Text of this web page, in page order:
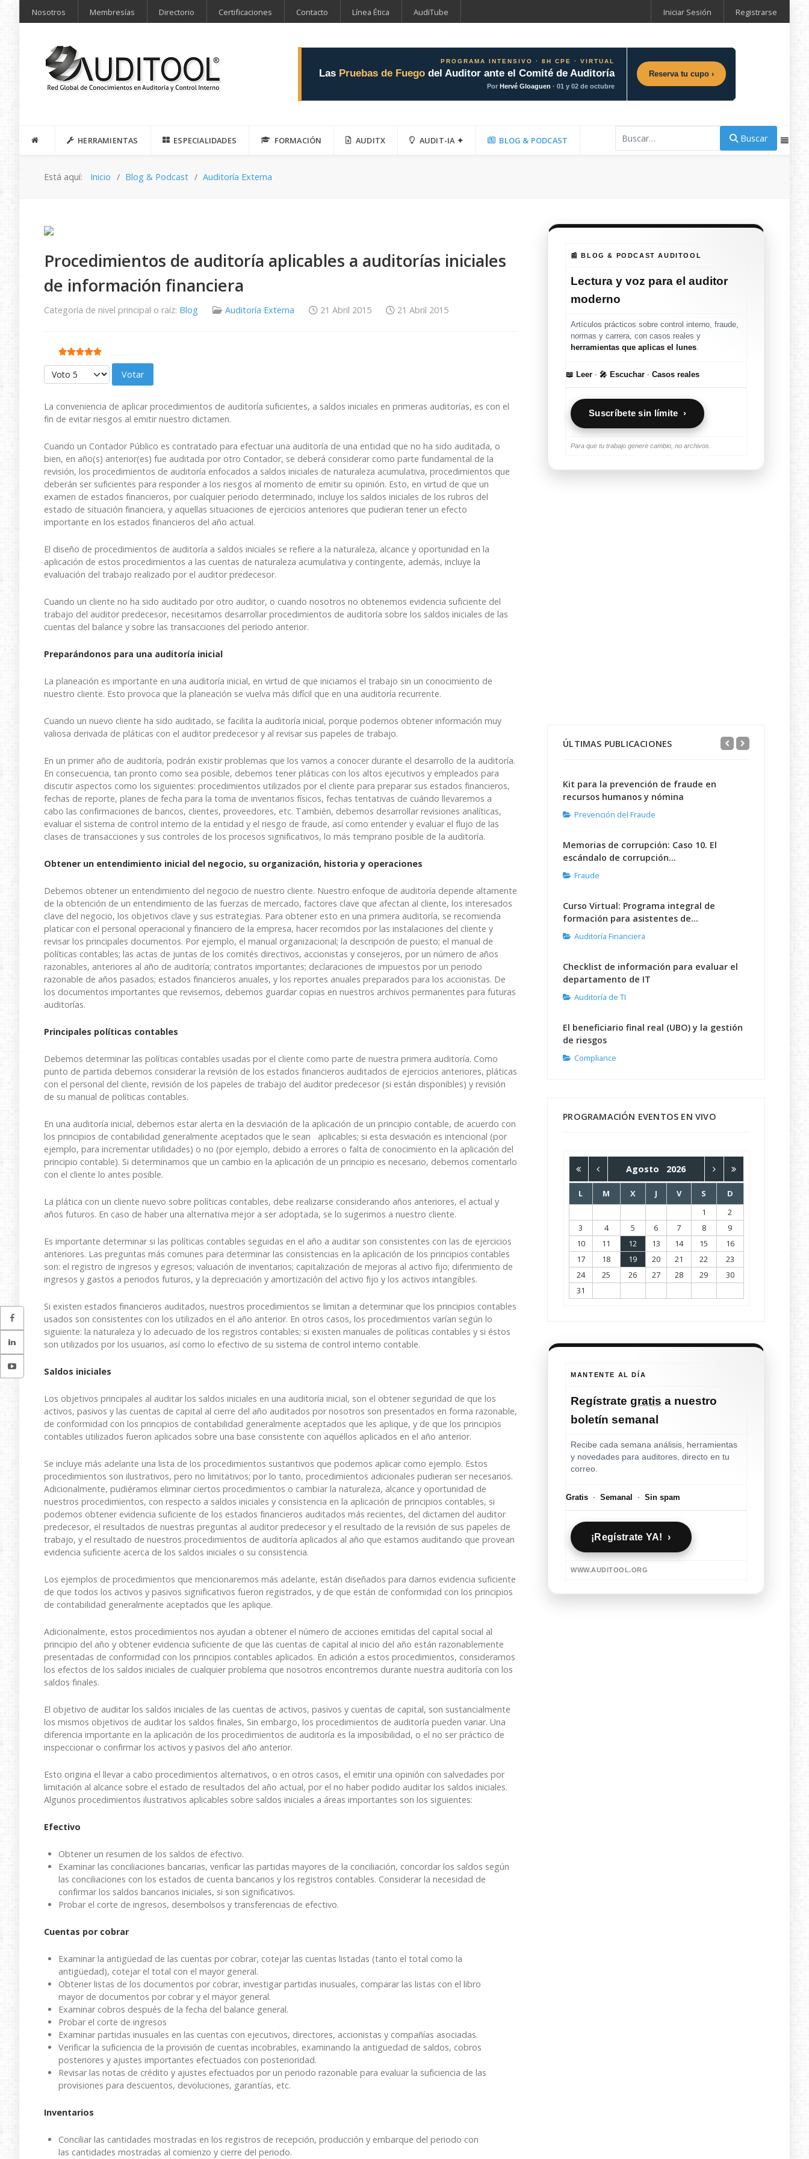
Nosotros Membresías Directorio Certificaciones Contacto Línea Ética AudiTube Iniciar Sesión Registrarse
PROGRAMA INTENSIVO · 8H CPE · VIRTUAL
Las Pruebas de Fuego del Auditor ante el Comité de Auditoría
PorHervé Gloaguen · 01 y 02 de octubre
Reserva tu cupo ›
HERRAMIENTAS ESPECIALIDADES FORMACIÓN AUDITX AUDIT-IA ✦ BLOG & PODCAST Buscar
Está aquí: Inicio Blog & Podcast Auditoría Externa
Procedimientos de auditoría aplicables a auditorías iniciales
de información financiera
Categoría de nivel principal o raíz: Blog Auditoría Externa 21 Abril 2015 21 Abril 2015
Ratio:5/5
Por favor, vote
La conveniencia de aplicar procedimientos de auditoría suficientes, a saldos iniciales en primeras auditorías, es con el
fin de evitar riesgos al emitir nuestro dictamen.
Cuando un Contador Público es contratado para efectuar una auditoría de una entidad que no ha sido auditada, o
bien, en año(s) anterior(es) fue auditada por otro Contador, se deberá considerar como parte fundamental de la
revisión, los procedimientos de auditoría enfocados a saldos iniciales de naturaleza acumulativa, procedimientos que
deberán ser suficientes para responder a los riesgos al momento de emitir su opinión. Esto, en virtud de que un
examen de estados financieros, por cualquier periodo determinado, incluye los saldos iniciales de los rubros del
estado de situación financiera, y aquellas situaciones de ejercicios anteriores que pudieran tener un efecto
importante en los estados financieros del año actual.
El diseño de procedimientos de auditoría a saldos iniciales se refiere a la naturaleza, alcance y oportunidad en la
aplicación de estos procedimientos a las cuentas de naturaleza acumulativa y contingente, además, incluye la
evaluación del trabajo realizado por el auditor predecesor.
Cuando un cliente no ha sido auditado por otro auditor, o cuando nosotros no obtenemos evidencia suficiente del
trabajo del auditor predecesor, necesitamos desarrollar procedimientos de auditoría sobre los saldos iniciales de las
cuentas del balance y sobre las transacciones del periodo anterior.
Preparándonos para una auditoría inicial
La planeación es importante en una auditoría inicial, en virtud de que iniciamos el trabajo sin un conocimiento de
nuestro cliente. Esto provoca que la planeación se vuelva más difícil que en una auditoría recurrente.
Cuando un nuevo cliente ha sido auditado, se facilita la auditoría inicial, porque podemos obtener información muy
valiosa derivada de pláticas con el auditor predecesor y al revisar sus papeles de trabajo.
En un primer año de auditoría, podrán existir problemas que los vamos a conocer durante el desarrollo de la auditoría.
En consecuencia, tan pronto como sea posible, debemos tener pláticas con los altos ejecutivos y empleados para
discutir aspectos como los siguientes: procedimientos utilizados por el cliente para preparar sus estados financieros,
fechas de reporte, planes de fecha para la toma de inventarios físicos, fechas tentativas de cuándo llevaremos a
cabo las confirmaciones de bancos, clientes, proveedores, etc. También, debemos desarrollar revisiones analíticas,
evaluar el sistema de control interno de la entidad y el riesgo de fraude, así como entender y evaluar el flujo de las
clases de transacciones y sus controles de los procesos significativos, lo más temprano posible de la auditoría.
Obtener un entendimiento inicial del negocio, su organización, historia y operaciones
Debemos obtener un entendimiento del negocio de nuestro cliente. Nuestro enfoque de auditoría depende altamente
de la obtención de un entendimiento de las fuerzas de mercado, factores clave que afectan al cliente, los interesados
clave del negocio, los objetivos clave y sus estrategias. Para obtener esto en una primera auditoría, se recomienda
platicar con el personal operacional y financiero de la empresa, hacer recorridos por las instalaciones del cliente y
revisar los principales documentos. Por ejemplo, el manual organizacional; la descripción de puesto; el manual de
políticas contables; las actas de juntas de los comités directivos, accionistas y consejeros, por un número de años
razonables, anteriores al año de auditoría; contratos importantes; declaraciones de impuestos por un periodo
razonable de años pasados; estados financieros anuales, y los reportes anuales preparados para los accionistas. De
los documentos importantes que revisemos, debemos guardar copias en nuestros archivos permanentes para futuras
auditorías.
Principales políticas contables
Debemos determinar las políticas contables usadas por el cliente como parte de nuestra primera auditoría. Como
punto de partida debemos considerar la revisión de los estados financieros auditados de ejercicios anteriores, pláticas
con el personal del cliente, revisión de los papeles de trabajo del auditor predecesor (si están disponibles) y revisión
de su manual de políticas contables.
En una auditoría inicial, debemos estar alerta en la desviación de la aplicación de un principio contable, de acuerdo con
los principios de contabilidad generalmente aceptados que le sean aplicables; si esta desviación es intencional (por
ejemplo, para incrementar utilidades) o no (por ejemplo, debido a errores o falta de conocimiento en la aplicación del
principio contable). Si determinamos que un cambio en la aplicación de un principio es necesario, debemos comentarlo
con el cliente lo antes posible.
La plática con un cliente nuevo sobre políticas contables, debe realizarse considerando años anteriores, el actual y
años futuros. En caso de haber una alternativa mejor a ser adoptada, se lo sugerimos a nuestro cliente.
Es importante determinar si las políticas contables seguidas en el año a auditar son consistentes con las de ejercicios
anteriores. Las preguntas más comunes para determinar las consistencias en la aplicación de los principios contables
son: el registro de ingresos y egresos; valuación de inventarios; capitalización de mejoras al activo fijo; diferimiento de
ingresos y gastos a periodos futuros, y la depreciación y amortización del activo fijo y los activos intangibles.
Si existen estados financieros auditados, nuestros procedimientos se limitan a determinar que los principios contables
usados son consistentes con los utilizados en el año anterior. En otros casos, los procedimientos varían según lo
siguiente: la naturaleza y lo adecuado de los registros contables; si existen manuales de políticas contables y si éstos
son utilizados por los usuarios, así como lo efectivo de su sistema de control interno contable.
Saldos iniciales
Los objetivos principales al auditar los saldos iniciales en una auditoría inicial, son el obtener seguridad de que los
activos, pasivos y las cuentas de capital al cierre del año auditados por nosotros son presentados en forma razonable,
de conformidad con los principios de contabilidad generalmente aceptados que les aplique, y de que los principios
contables utilizados fueron aplicados sobre una base consistente con aquéllos aplicados en el año anterior.
Se incluye más adelante una lista de los procedimientos sustantivos que podemos aplicar como ejemplo. Estos
procedimientos son ilustrativos, pero no limitativos; por lo tanto, procedimientos adicionales pudieran ser necesarios.
Adicionalmente, pudiéramos eliminar ciertos procedimientos o cambiar la naturaleza, alcance y oportunidad de
nuestros procedimientos, con respecto a saldos iniciales y consistencia en la aplicación de principios contables, si
podemos obtener evidencia suficiente de los estados financieros auditados más recientes, del dictamen del auditor
predecesor, el resultados de nuestras preguntas al auditor predecesor y el resultado de la revisión de sus papeles de
trabajo, y el resultado de nuestros procedimientos de auditoría aplicados al año que estamos auditando que provean
evidencia suficiente acerca de los saldos iniciales o su consistencia.
Los ejemplos de procedimientos que mencionaremos más adelante, están diseñados para darnos evidencia suficiente
de que todos los activos y pasivos significativos fueron registrados, y de que están de conformidad con los principios
de contabilidad generalmente aceptados que les aplique.
Adicionalmente, estos procedimientos nos ayudan a obtener el número de acciones emitidas del capital social al
principio del año y obtener evidencia suficiente de que las cuentas de capital al inicio del año están razonablemente
presentadas de conformidad con los principios contables aplicados. En adición a estos procedimientos, consideramos
los efectos de los saldos iniciales de cualquier problema que nosotros encontremos durante nuestra auditoría con los
saldos finales.
El objetivo de auditar los saldos iniciales de las cuentas de activos, pasivos y cuentas de capital, son sustancialmente
los mismos objetivos de auditar los saldos finales, Sin embargo, los procedimientos de auditoría pueden variar. Una
diferencia importante en la aplicación de los procedimientos de auditoría es la imposibilidad, o el no ser práctico de
inspeccionar o confirmar los activos y pasivos del año anterior.
Esto origina el llevar a cabo procedimientos alternativos, o en otros casos, el emitir una opinión con salvedades por
limitación al alcance sobre el estado de resultados del año actual, por el no haber podido auditar los saldos iniciales.
Algunos procedimientos ilustrativos aplicables sobre saldos iniciales a áreas importantes son los siguientes:
Efectivo
Obtener un resumen de los saldos de efectivo.
Examinar las conciliaciones bancarias, verificar las partidas mayores de la conciliación, concordar los saldos según
las conciliaciones con los estados de cuenta bancarios y los registros contables. Considerar la necesidad de
confirmar los saldos bancarios iniciales, si son significativos.
Probar el corte de ingresos, desembolsos y transferencias de efectivo.
Cuentas por cobrar
Examinar la antigüedad de las cuentas por cobrar, cotejarlas cuentas listadas (tanto el total como la
antigüedad), cotejar el total con el mayor general.
Obtener listas de los documentos por cobrar, investigarpartidas inusuales, comparar las listas con el libro
mayor de documentos por cobrar y el mayor general.
Examinar cobros después de la fecha del balance general.
Probar el corte de ingresos
Examinar partidas inusuales en las cuentas con ejecutivos, directores, accionistas y compañías asociadas.
Verificar la suficiencia de la provisión de cuentas incobrables, examinando la antigüedad de saldos, cobros
posteriores y ajustes importantes efectuados con posterioridad.
Revisar las notas de crédito y ajustes efectuados por un periodo razonable para evaluar la suficiencia de las
provisiones para descuentos, devoluciones, garantías, etc.
Inventarios
Conciliar las cantidades mostradas en los registros de recepción, producción y embarque del periodo con
las cantidades mostradas al comienzo y cierre del periodo.
📰 BLOG & PODCAST AUDITOOL
Lectura y voz para el auditor
moderno
Artículos prácticos sobre control interno, fraude,
normas y carrera, con casos reales y
herramientas que aplicas el lunes
📖 Leer · 🎤 Escuchar · Casos reales
Suscríbete sin límite ›
Para que tu trabajo genere cambio, no archivos.
ÚLTIMAS PUBLICACIONES
Kit para la prevención de fraude en
recursos humanos y nómina
Prevención del Fraude
Memorias de corrupción: Caso 10. El
escándalo de corrupción...
Fraude
Curso Virtual: Programa integral de
formación para asistentes de...
Auditoría Financiera
Checklist de información para evaluar el
departamento de IT
Auditoría de TI
El beneficiario final real (UBO) y la gestión
de riesgos
Compliance
PROGRAMACIÓN EVENTOS EN VIVO
Agosto 2026
L M X J V S
D
1
2
3
4 5 6 7 8
9
10
11 12 13 14 15
16
17
18 19 20 21 22
23
24
25 26 27 28 29
30
31
MANTENTE AL DÍA
Regístrategratis a nuestro
boletín semanal
Recibe cada semana análisis, herramientas
y novedades para auditores, directo en tu
correo.
Gratis · Semanal · Sin spam
¡Regístrate YA! ›
WWW.AUDITOOL.ORG